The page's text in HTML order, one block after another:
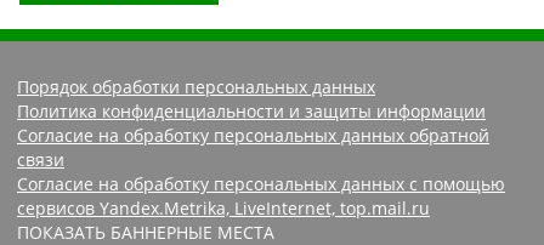
Порядок обработки персональных данных
Политика конфиденциальности и защиты информации
Согласие на обработку персональных данных обратной
связи
Согласие на обработку персональных данных с помощью
сервисов Yandex.Metrika, LiveInternet, top.mail.ru
ПОКАЗАТЬ БАННЕРНЫЕ МЕСТА